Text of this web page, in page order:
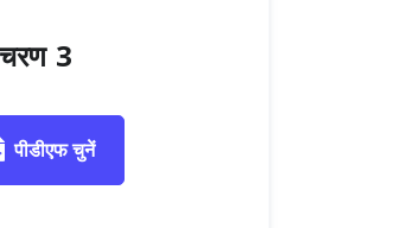
3
पीडीएफ चुनें